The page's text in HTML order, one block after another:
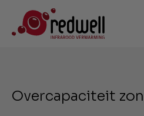
Overcapaciteit